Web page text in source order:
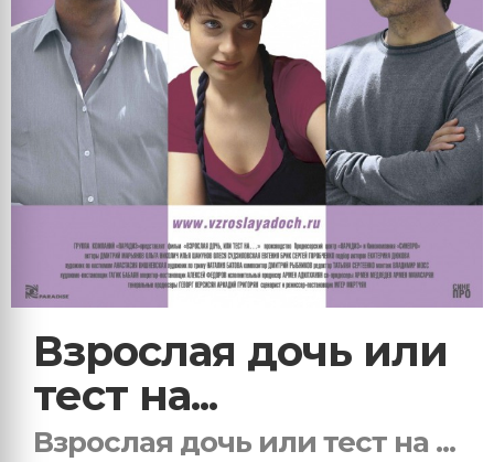
Взрослая дочь или
тест на...
Взрослая дочь или тест на ...